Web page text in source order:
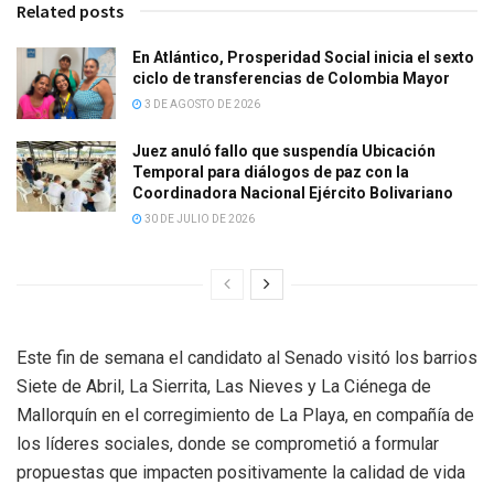
Related posts
En Atlántico, Prosperidad Social inicia el sexto
ciclo de transferencias de Colombia Mayor
3 DE AGOSTO DE 2026
Juez anuló fallo que suspendía Ubicación
Temporal para diálogos de paz con la
Coordinadora Nacional Ejército Bolivariano
30 DE JULIO DE 2026
Este fin de semana el candidato al Senado visitó los barrios
Siete de Abril, La Sierrita, Las Nieves y La Ciénega de
Mallorquín en el corregimiento de La Playa, en compañía de
los líderes sociales, donde se comprometió a formular
propuestas que impacten positivamente la calidad de vida